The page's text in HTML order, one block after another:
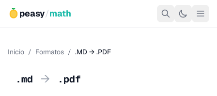
peasy/math
Inicio / Formatos / .MD → .PDF
.md → .pdf